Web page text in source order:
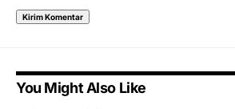
You Might Also Like